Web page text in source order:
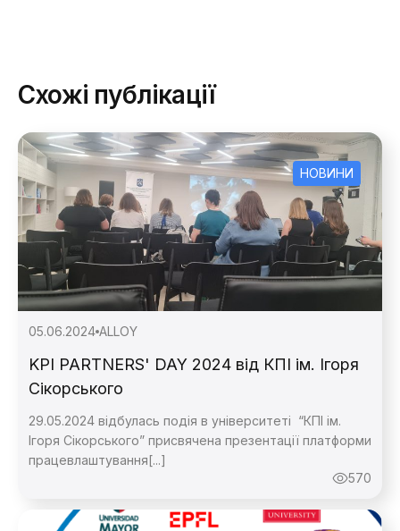
Схожі публікації
НОВИНИ
05.06.2024 ALLOY
KPI PARTNERS' DAY 2024 від КПІ ім. Ігоря
Сікорського
29.05.2024 відбулась подія в університеті “КПІ ім.
Ігоря Сікорського” присвячена презентації платформи
працевлаштування[...]
570